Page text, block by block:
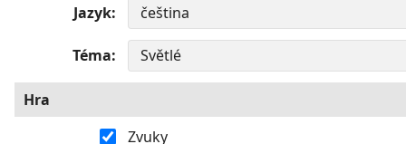
Jazyk
Téma
Hra
Zvuky